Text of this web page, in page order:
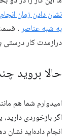
نشان دادن زمان
به شبه عناصر .
درازمدت کار
حالا بروید
امیدوارم شما هم
اگر بازخوردی
انجام داده‌اید نشان